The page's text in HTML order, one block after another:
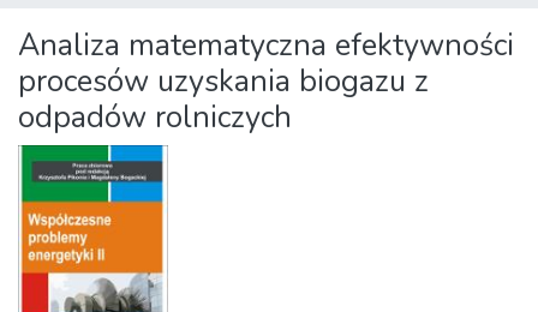
Statistics
Analiza matematyczna efektywności
procesów uzyskania biogazu z
odpadów rolniczych